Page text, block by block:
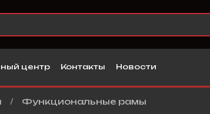
центр Контакты Новости
Функциональные рамы